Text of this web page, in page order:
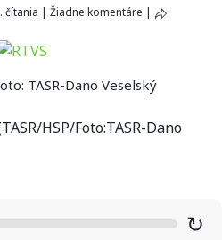
čítania | Žiadne komentáre |
TASR-Dano Veselský
HSP/Foto:TASR-Dano
↻